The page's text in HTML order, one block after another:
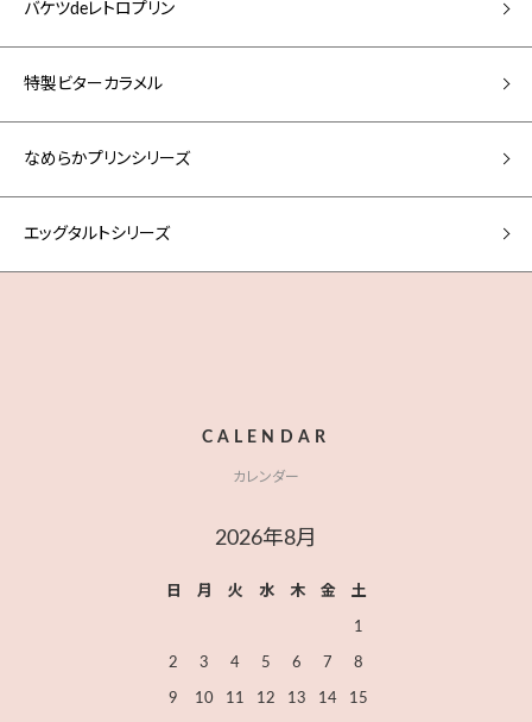
バケツdeレトロプリン
特製ビターカラメル
なめらかプリンシリーズ
エッグタルトシリーズ
CALENDAR
カレンダー
2026年8月
日 月 火 水 木 金 土
1
2 3 4 5 6 7 8
9 10 11 12 13 14 15